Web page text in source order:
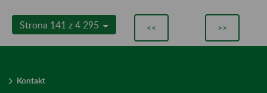
Strona 141 z 4 295 << >>
Kontakt